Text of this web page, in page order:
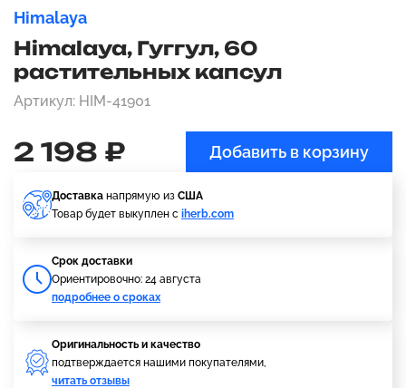
Himalaya
Himalaya, Гуггул, 60
растительных капсул
Артикул: HIM-41901
2 198 ₽ Добавить в корзину
Доставка напрямую из США
Товар будет выкуплен с iherb.com
Cрок доставки
Ориентировочно: 24 августа
подробнее о сроках
Оригинальность и качество
подтверждается нашими покупателями,
читать отзывы